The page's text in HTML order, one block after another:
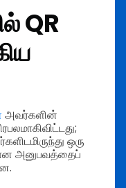
QR
அவர்களின்
ஒரு
அனுபவத்தைப்